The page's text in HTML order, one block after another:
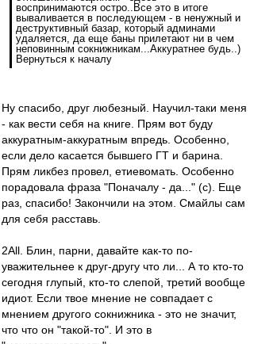
воспринимаются остро..Все это в итоге
вываливается в последующем - в ненужный и
деструктивный базар, который админами
удаляется, да еще баны прилетают ни в чем
неповинным сокнижникам...Аккуратнее будь..)
Вернуться к началу
Ну спасибо, друг любезный. Научил-таки меня
- как вести себя на книге. Прям вот буду
аккуратным-аккуратным впредь. Особенно,
если дело касается бывшего ГТ и барина.
Прям ликбез провел, етиевомать. Особенно
порадовала фраза "Поначалу - да..." (с). Еще
раз, спасибо! Закончили на этом. Смайлы сам
для себя расставь.
2All. Блин, парни, давайте как-то по-
уважительнее к друг-другу что ли... А то кто-то
сегодня глупый, кто-то слепой, третий вообще
идиот. Если твое мнение не совпадает с
мнением другого сокнижника - это не значит,
что что он "такой-то". И это в